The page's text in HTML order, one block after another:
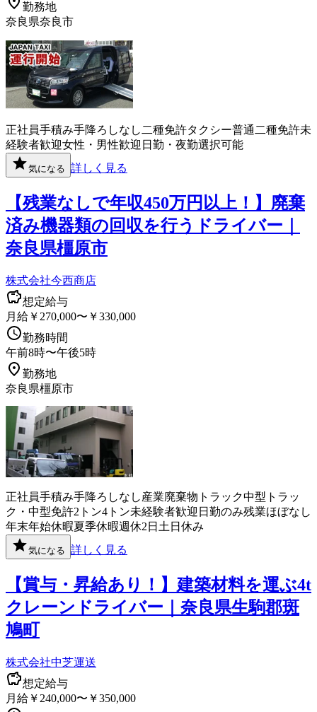
勤務地
奈良県奈良市
正社員手積み手降ろしなし 二種免許タクシー普通二種免許未
経験者歓迎女性・男性歓迎 日勤・夜勤選択可能
気になる 詳しく見る
【残業なしで年収450万円以上！】廃棄
済み機器類の回収を行うドライバー｜
奈良県橿原市
株式会社今西商店
想定給与
月給￥270,000〜￥330,000
勤務時間
午前8時〜午後5時
勤務地
奈良県橿原市
正社員手積み手降ろしなし産業廃棄物 トラック中型トラッ
ク・中型免許2トン4トン未経験者歓迎 日勤のみ残業ほぼなし
年末年始休暇夏季休暇週休2日 土日休み
気になる 詳しく見る
【賞与・昇給あり！】建築材料を運ぶ4t
クレーンドライバー｜奈良県生駒郡斑
鳩町
株式会社中芝運送
想定給与
月給￥240,000〜￥350,000